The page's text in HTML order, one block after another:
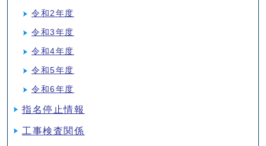
令和2年度
令和3年度
令和4年度
令和5年度
令和6年度
指名停止情報
工事検査関係